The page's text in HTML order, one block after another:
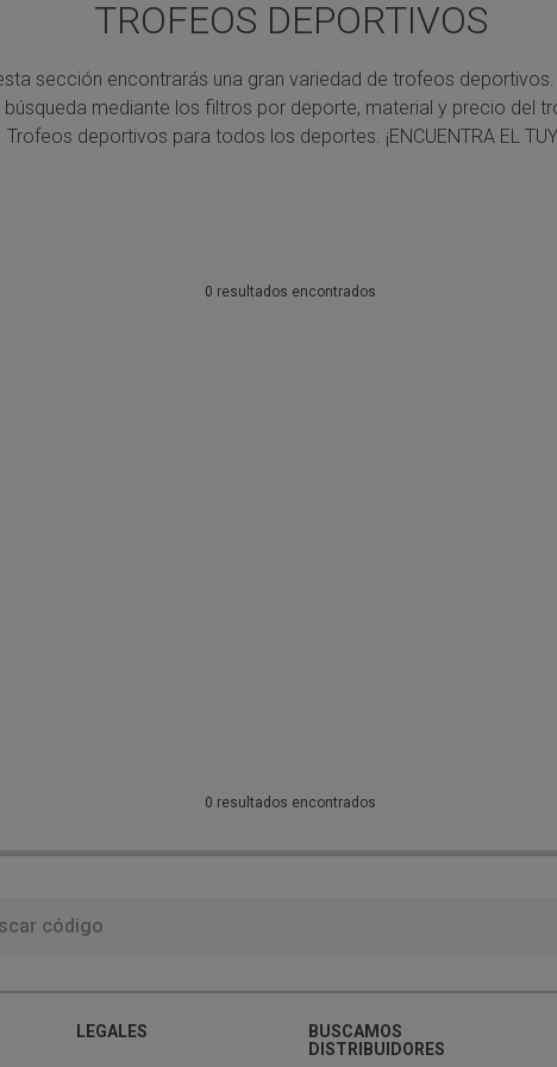
TROFEOS DEPORTIVOS
sección encontrarás una gran variedad de trofeos deportivos.
búsqueda mediante los filtros por deporte, material y precio del
Trofeos deportivos para todos los deportes. ¡ENCUENTRA EL
0 resultados encontrados
0 resultados encontrados
LEGALES
BUSCAMOS
DISTRIBUIDORES